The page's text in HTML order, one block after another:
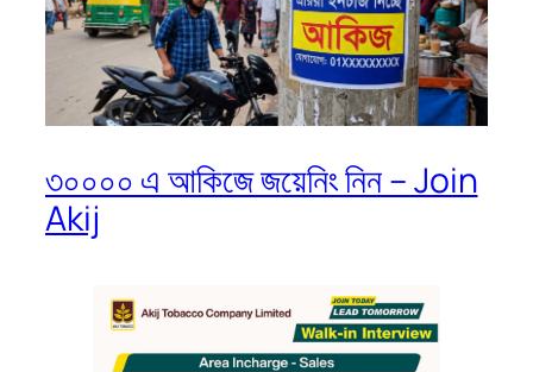
৩০০০০ এ আকিজে জয়েনিং নিন – Join
Akij